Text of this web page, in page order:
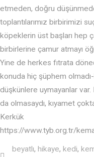
etmeden, doğru
toplantılarımız birbirimizi
köpeklerin üst başları hep
birbirlerine çamur atmayı
Yine de herkes fıtrata
konuda hiç şüphem
düşkünlere uymayanlar var.
da olmasaydı, kıyamet
Kerkük
https://www.tyb.org.tr/
beyatlı,hikaye,kedi,